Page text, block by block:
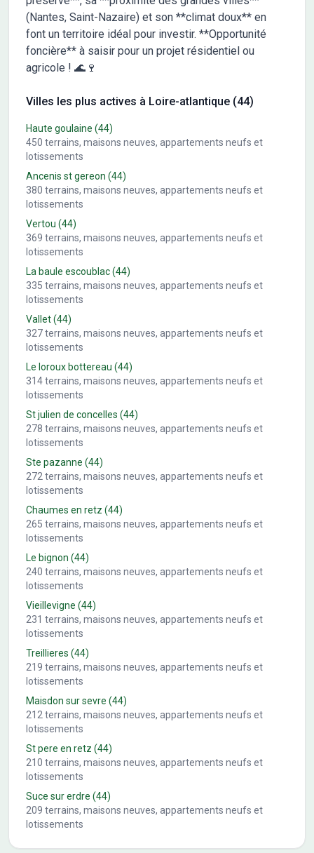
(Nantes, Saint-Nazaire) et son **climat doux** en
font un territoire idéal pour investir. **Opportunité
foncière** à saisir pour un projet résidentiel ou
agricole ! 🌊🍷
Villes les plus actives à Loire-atlantique (44)
Haute goulaine (44)
450 terrains, maisons neuves, appartements neufs et
lotissements
Ancenis st gereon (44)
380 terrains, maisons neuves, appartements neufs et
lotissements
Vertou (44)
369 terrains, maisons neuves, appartements neufs et
lotissements
La baule escoublac(44)
335 terrains, maisons neuves, appartements neufs et
lotissements
Vallet(44)
327terrains, maisons neuves, appartements neufs et
lotissements
Le loroux bottereau (44)
314terrains, maisons neuves, appartements neufs et
lotissements
St julien de concelles (44)
278 terrains, maisons neuves, appartements neufs et
lotissements
Ste pazanne (44)
272 terrains, maisons neuves, appartements neufs et
lotissements
Chaumes en retz (44)
265 terrains, maisons neuves, appartements neufs et
lotissements
Le bignon (44)
240 terrains, maisons neuves, appartements neufs et
lotissements
Vieillevigne (44)
231 terrains, maisons neuves, appartements neufs et
lotissements
Treillieres (44)
219 terrains, maisons neuves, appartements neufs et
lotissements
Maisdon sur sevre (44)
212 terrains, maisons neuves, appartements neufs et
lotissements
St pere en retz (44)
210 terrains, maisons neuves, appartements neufs et
lotissements
Suce sur erdre (44)
209 terrains, maisons neuves, appartements neufs et
lotissements